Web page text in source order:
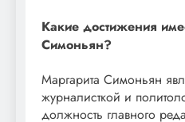
Какие достижения
Симоньян?
Маргарита Симоньян
журналисткой и
должность главного